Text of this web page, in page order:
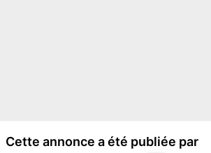
Cette annonce a été publiée par